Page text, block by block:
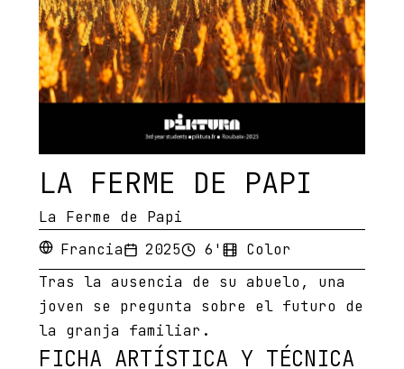
LA FERME DE PAPI
La Ferme de Papi
Francia
2025 6'
Color
Tras la ausencia de su abuelo, una
joven se pregunta sobre el futuro de
la granja familiar.
FICHA ARTÍSTICA Y TÉCNICA